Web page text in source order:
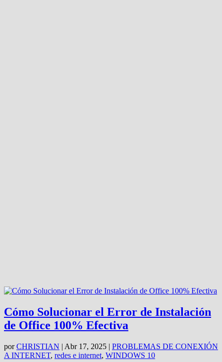
Cómo Solucionar el Error de Instalación
de Office 100% Efectiva
porCHRISTIAN | Abr 17, 2025 | PROBLEMAS DE CONEXIÓN
A INTERNET, redes e internet, WINDOWS 10